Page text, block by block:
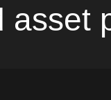
asset